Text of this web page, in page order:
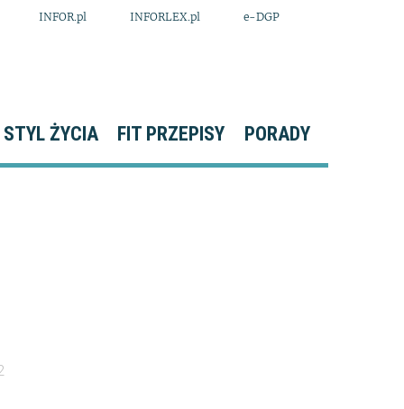
INFOR.pl INFORLEX.pl e-DGP
STYL ŻYCIA FIT PRZEPISY PORADY